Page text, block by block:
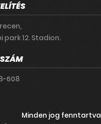
park 12. Stadion.
608
Minden jog fenntartva